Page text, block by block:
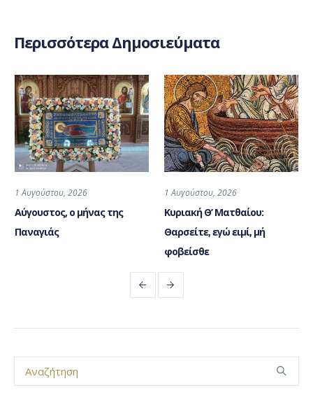
Περισσότερα Δημοσιεύματα
1 Αυγούστου, 2026
Αύγουστος, ο μήνας της
Παναγιάς
1 Αυγούστου, 2026
Κυριακή Θ’ Ματθαίου:
Θαρσείτε, εγώ ειμί, μή
φοβείσθε